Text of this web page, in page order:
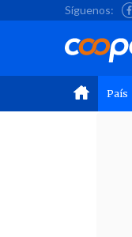
Síguenos:
País